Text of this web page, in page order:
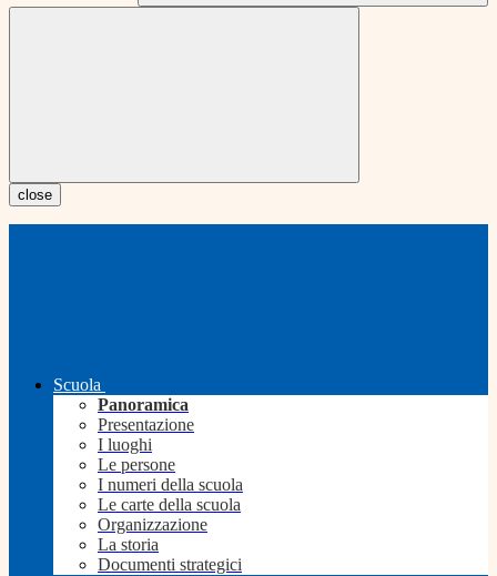
close
Scuola
Panoramica
Presentazione
I luoghi
Le persone
I numeri della scuola
Le carte della scuola
Organizzazione
La storia
Documenti strategici